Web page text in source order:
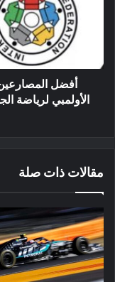
التصنيف
الأولمبي
الجيدو
المؤهلأفضل
الأولمبي لرياضة
مقالات ذات صلة